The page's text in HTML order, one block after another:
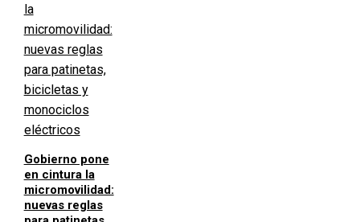
Gobierno pone
en cintura la
micromovilidad:
nuevas reglas